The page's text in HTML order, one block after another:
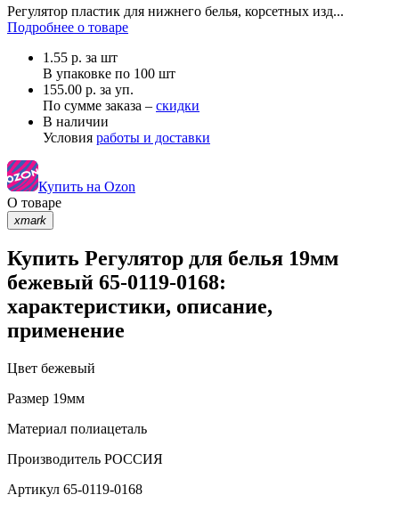
Регулятор пластик для нижнего белья, корсетных изд...
Подробнее о товаре
1.55 р. за шт
В упаковке по 100 шт
155.00 р. за уп.
По сумме заказа – скидки
В наличии
Условия работы и доставки
Купить на Ozon
О товаре
xmark
Купить Регулятор для белья 19мм
бежевый 65-0119-0168:
характеристики, описание,
применение
Цвет бежевый
Размер 19мм
Материал полиацеталь
Производитель РОССИЯ
Артикул 65-0119-0168